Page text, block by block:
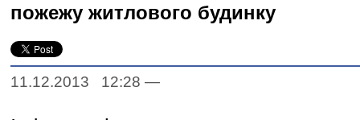
пожежу житлового будинку
11.12.2013 12:28 —